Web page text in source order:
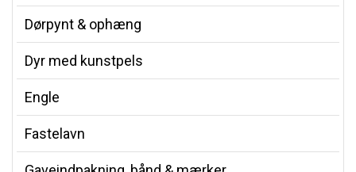
Dørpynt & ophæng
Dyr med kunstpels
Engle
Fastelavn